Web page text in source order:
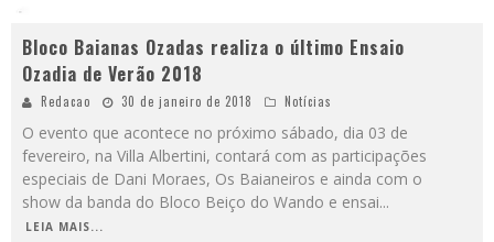
Bloco Baianas Ozadas realiza o último Ensaio
Ozadia de Verão 2018
Redacao 30 de janeiro de 2018 Notícias
O evento que acontece no próximo sábado, dia 03 de
fevereiro, na Villa Albertini, contará com as participações
especiais de Dani Moraes, Os Baianeiros e ainda com o
show da banda do Bloco Beiço do Wando e ensai...
LEIA MAIS...